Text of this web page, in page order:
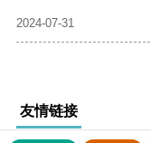
2024-07-31
友情链接